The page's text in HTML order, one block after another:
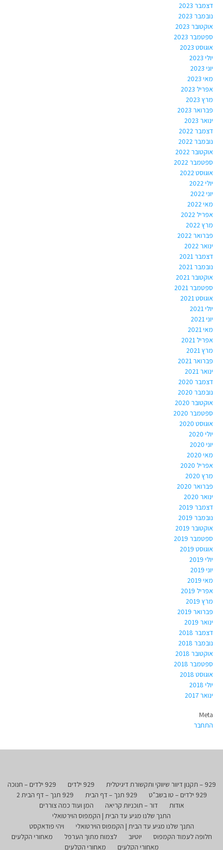
דצמבר 2023
נובמבר 2023
אוקטובר 2023
ספטמבר 2023
אוגוסט 2023
יולי 2023
יוני 2023
מאי 2023
אפריל 2023
מרץ 2023
פברואר 2023
ינואר 2023
דצמבר 2022
נובמבר 2022
אוקטובר 2022
ספטמבר 2022
אוגוסט 2022
יולי 2022
יוני 2022
מאי 2022
אפריל 2022
מרץ 2022
פברואר 2022
ינואר 2022
דצמבר 2021
נובמבר 2021
אוקטובר 2021
ספטמבר 2021
אוגוסט 2021
יולי 2021
יוני 2021
מאי 2021
אפריל 2021
מרץ 2021
פברואר 2021
ינואר 2021
דצמבר 2020
נובמבר 2020
אוקטובר 2020
ספטמבר 2020
אוגוסט 2020
יולי 2020
יוני 2020
מאי 2020
אפריל 2020
מרץ 2020
פברואר 2020
ינואר 2020
דצמבר 2019
נובמבר 2019
אוקטובר 2019
ספטמבר 2019
אוגוסט 2019
יולי 2019
יוני 2019
מאי 2019
אפריל 2019
מרץ 2019
פברואר 2019
ינואר 2019
דצמבר 2018
נובמבר 2018
אוקטובר 2018
ספטמבר 2018
אוגוסט 2018
יולי 2018
ינואר 2017
Meta
התחבר
929 – תקנון דיוור שיווקי ותקשורת דיגיטלית 929 ילדים
929 ילדים – חנוכה
929 ילדים – טו בשב"ט
929 תנך – דף הבית
929 תנך – דף הבית 2
אודות
דור – תוכניות קריאה
המן ועוד כמה צוררים
התנך שלנו מגיע עד הבית | הקמפוס הוירטואלי
התנך שלנו מגיע עד הבית | הקמפוס הוירטואלי
ויהי פודאקסט
חלופה לעמוד הקמפוס
יוטיוב לצמוח מתוך הערפל
מאחורי הקלעים
מאחורי הקלעים
מאחורי הקלעים